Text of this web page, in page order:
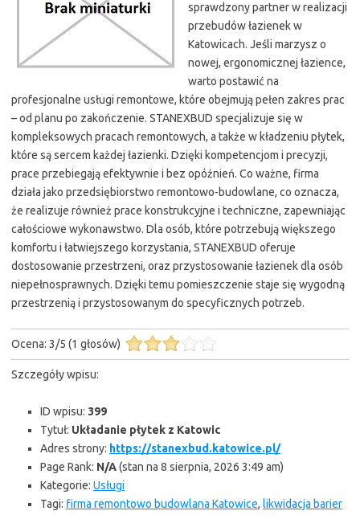
sprawdzony partner w realizacji
przebudów łazienek w
Katowicach. Jeśli marzysz o
nowej, ergonomicznej łazience,
warto postawić na
profesjonalne usługi remontowe, które obejmują pełen zakres prac
– od planu po zakończenie. STANEXBUD specjalizuje się w
kompleksowych pracach remontowych, a także w kładzeniu płytek,
które są sercem każdej łazienki. Dzięki kompetencjom i precyzji,
prace przebiegają efektywnie i bez opóźnień. Co ważne, firma
działa jako przedsiębiorstwo remontowo-budowlane, co oznacza,
że realizuje również prace konstrukcyjne i techniczne, zapewniając
całościowe wykonawstwo. Dla osób, które potrzebują większego
komfortu i łatwiejszego korzystania, STANEXBUD oferuje
dostosowanie przestrzeni, oraz przystosowanie łazienek dla osób
niepełnosprawnych. Dzięki temu pomieszczenie staje się wygodną
przestrzenią i przystosowanym do specyficznych potrzeb.
Ocena: 3/5 (1 głosów)
Szczegóły wpisu:
ID wpisu: 399
Tytuł: Układanie płytek z Katowic
Adres strony: https://stanexbud.katowice.pl/
Page Rank: N/A(stan na 8 sierpnia, 2026 3:49 am)
Kategorie: Usługi
Tagi: firma remontowo budowlana Katowice, likwidacja barier